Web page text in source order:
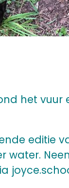
het
editie
water.